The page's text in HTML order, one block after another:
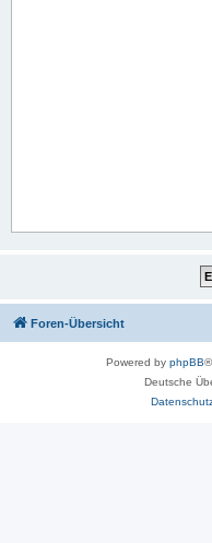
Foren-Übersicht
Powered by phpBB
Deutsche